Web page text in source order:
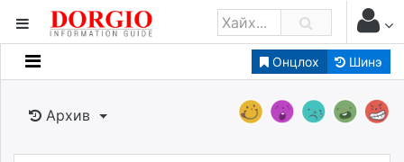
Онцлох Шинэ
Мэдээллийн
Банк санхүү
Бизнес ААН
Архив